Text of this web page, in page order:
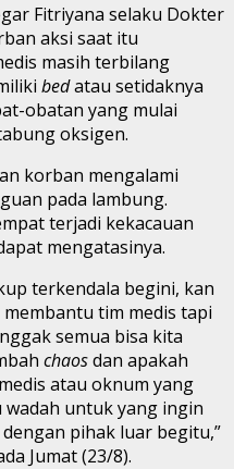
Fitriyana selaku Dokter
aksi saat itu
masih terbilang
bedatau setidaknya
obatan yang mulai
oksigen.
korban mengalami
pada lambung.
terjadi kekacauan
mengatasinya.
terkendala begini, kan
tim medis tapi
semua bisa kita
chaosdan apakah
atau oknum yang
untuk yang ingin
pihak luar begitu,”
Jumat (23/8).